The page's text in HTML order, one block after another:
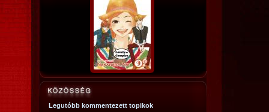
Legutóbb kommentezett topikok